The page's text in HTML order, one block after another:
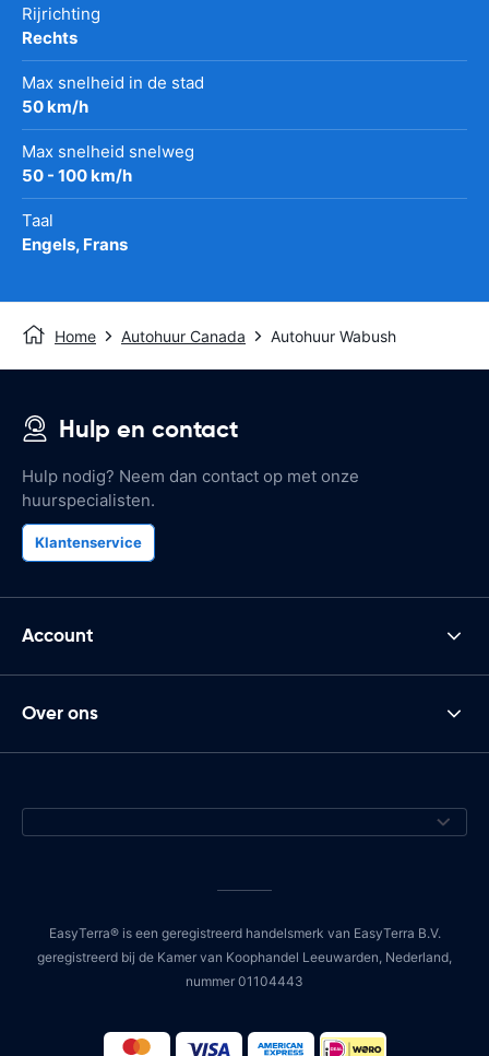
Rijrichting
Rechts
Max snelheid in de stad
50 km/h
Max snelheid snelweg
50 - 100 km/h
Taal
Engels, Frans
Home Autohuur Canada Autohuur Wabush
Hulp en contact
Hulp nodig? Neem dan contact op met onze
huurspecialisten.
Klantenservice
Account
Over ons
EasyTerra® is een geregistreerd handelsmerk van EasyTerra B.V.
geregistreerd bij de Kamer van Koophandel Leeuwarden, Nederland,
nummer 01104443